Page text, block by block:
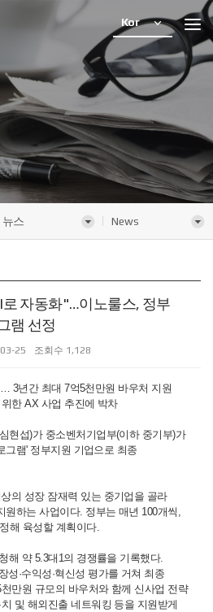
Kor
뉴스 News
로 자동화"…이노룰스, 정부
램 선정
25 조회수 1,128
3년간 최대 7억5천만원 바우처 지원
한 AX 사업 추진에 박차
현섭)가 중소벤처기업부(이하 중기부)가
그램' 정부지원 기업으로 최종
의 성장 잠재력 있는 중기업을 골라
원하는 사업이다. 정부는 매년 100개씩,
해 육성할 계획이다.
해 약 5.3대1의 경쟁률을 기록했다.
성·수익성·혁신성 평가를 거쳐 최종
만원 규모의 바우처와 함께 신사업 전략
및 해외진출 네트워킹 등을 지원받게